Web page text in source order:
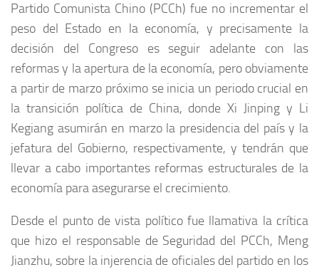
Partido Comunista Chino (PCCh) fue no incrementar el
peso del Estado en la economía, y precisamente la
decisión del Congreso es seguir adelante con las
reformas y la apertura de la economía, pero obviamente
a partir de marzo próximo se inicia un periodo crucial en
la transición política de China, donde Xi Jinping y Li
Kegiang asumirán en marzo la presidencia del país y la
jefatura del Gobierno, respectivamente, y tendrán que
llevar a cabo importantes reformas estructurales de la
economía para asegurarse el crecimiento.
Desde el punto de vista político fue llamativa la crítica
que hizo el responsable de Seguridad del PCCh, Meng
Jianzhu, sobre la injerencia de oficiales del partido en los